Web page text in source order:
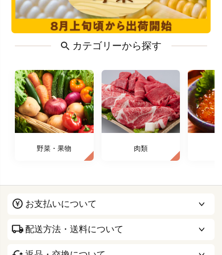
カテゴリーから探す
野菜・果物 肉類
お支払いについて
配送方法・送料について